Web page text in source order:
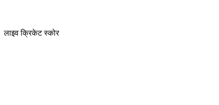
लाइव क्रिकेट स्कोर